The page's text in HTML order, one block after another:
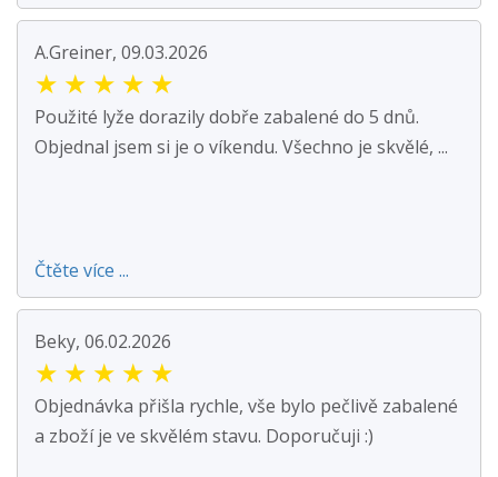
A.Greiner, 09.03.2026
★ ★ ★ ★ ★
Použité lyže dorazily dobře zabalené do 5 dnů.
Objednal jsem si je o víkendu. Všechno je skvělé, ...
Čtěte více ...
Beky, 06.02.2026
★ ★ ★ ★ ★
Objednávka přišla rychle, vše bylo pečlivě zabalené
a zboží je ve skvělém stavu. Doporučuji :)